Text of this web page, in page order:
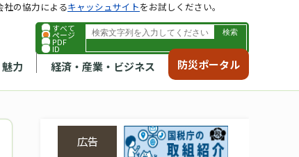
すべて
ページ
PDF
ID
力 経済・産業・ビジネス 防災ポータル
社の協力によるキャッシュサイトをお試しください。
広告